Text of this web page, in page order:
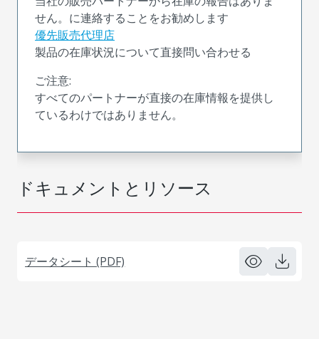
ドキュメントとリソース
データシート (PDF)
せん。に連絡することをお勧めします
優先販売代理店
製品の在庫状況について直接問い合わせる
ご注意:
すべてのパートナーが直接の在庫情報を提供し
ているわけではありません。